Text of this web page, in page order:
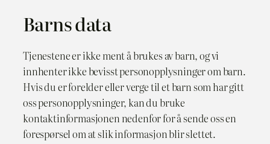
Barns data
Tjenestene er ikke ment å brukes av barn, og vi
innhenter ikke bevisst personopplysninger om barn.
Hvis du er forelder eller verge til et barn som har gitt
oss personopplysninger, kan du bruke
kontaktinformasjonen nedenfor for å sende oss en
forespørsel om at slik informasjon blir slettet.